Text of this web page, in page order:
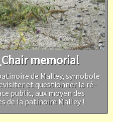
memorial
de Malley, symobole
et questionner la ré-
public, aux moyen des
de la patinoire Malley !